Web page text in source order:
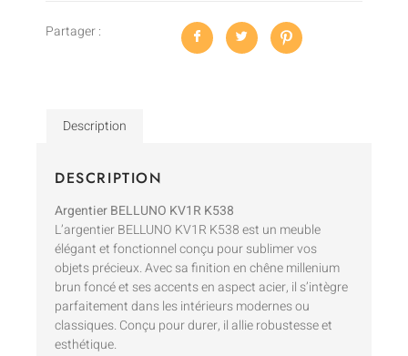
Partager :
Description
DESCRIPTION
Argentier BELLUNO KV1R K538
L’argentier BELLUNO KV1R K538 est un meuble
élégant et fonctionnel conçu pour sublimer vos
objets précieux. Avec sa finition en chêne millenium
brun foncé et ses accents en aspect acier, il s’intègre
parfaitement dans les intérieurs modernes ou
classiques. Conçu pour durer, il allie robustesse et
esthétique.